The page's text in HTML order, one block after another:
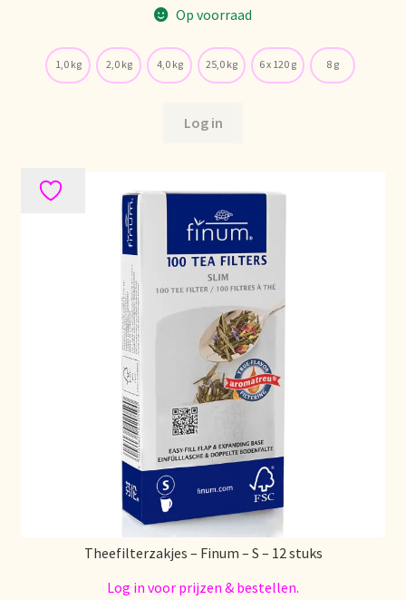
Seguridad alimentaria
Terms and Conditions
Unsere Vision von Tee
Versand und Lieferung
Verzenden en bezorgen
Voedselveiligheid
Op voorraad
1,0 kg 2,0 kg 4,0 kg 25,0 kg 6 x 120 g 8 g
Log in
Theefilterzakjes – Finum – S – 12 stuks
Log in voor prijzen & bestellen.